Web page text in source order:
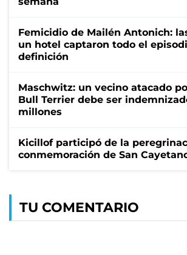
Femicidio de Mailén Antonich:
un hotel captaron todo el
definición
Maschwitz: un vecino atacado
Bull Terrier debe ser
millones
Kicillof participó de la
conmemoración de San
TU COMENTARIO